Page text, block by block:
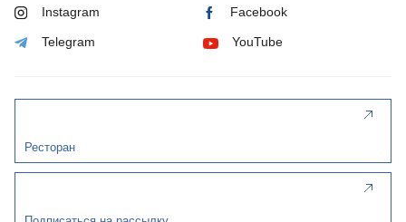
Instagram Facebook
Telegram YouTube
Ресторан